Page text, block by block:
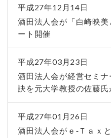
平成27年12月14日
酒田法人会が「白崎映
ート開催
平成27年03月23日
酒田法人会が経営セミ
訣を元大学教授の佐藤氏
平成27年01月26日
酒田法人会がｅ-Ｔａｘ